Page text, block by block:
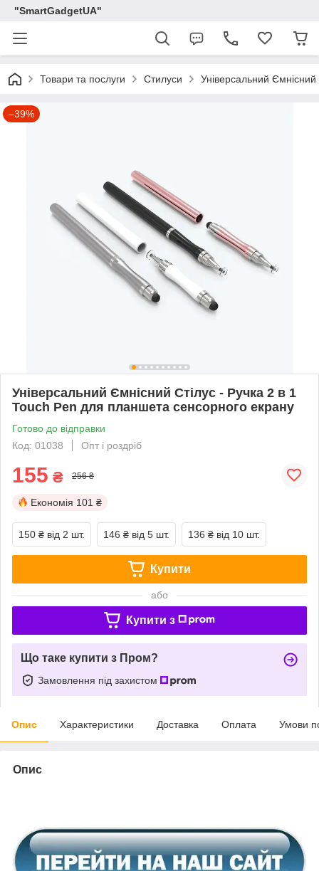
"SmartGadgetUA"
Товари та послуги Стилуси Універсальний
–39%
Універсальний Ємнісний Стілус - Ручка 2 в 1
Touch Pen для планшета сенсорного екрану
Готово до відправки
Код: 01038
Опт і роздріб
155 ₴ 256 ₴
Економія 101 ₴
150 ₴ від 2 шт. 146 ₴ від 5 шт. 136 ₴ від 10 шт.
Купити
або
Купити з
Що таке купити з Пром?
Замовлення під захистом
Опис Характеристики Доставка Оплата Умови
Опис